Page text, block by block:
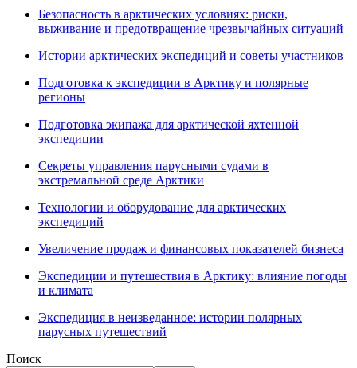
Безопасность в арктических условиях: риски,
выживание и предотвращение чрезвычайных ситуаций
Истории арктических экспедиций и советы участников
Подготовка к экспедиции в Арктику и полярные
регионы
Подготовка экипажа для арктической яхтенной
экспедиции
Секреты управления парусными судами в
экстремальной среде Арктики
Технологии и оборудование для арктических
экспедиций
Увеличение продаж и финансовых показателей бизнеса
Экспедиции и путешествия в Арктику: влияние погоды
и климата
Экспедиция в неизведанное: истории полярных
парусных путешествий
Поиск